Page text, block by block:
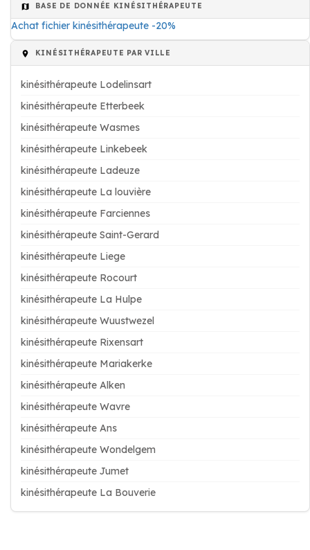
BASE DE DONNÉE KINÉSITHÉRAPEUTE
Achat fichier kinésithérapeute -20%
KINÉSITHÉRAPEUTE PAR VILLE
kinésithérapeute Lodelinsart
kinésithérapeute Etterbeek
kinésithérapeute Wasmes
kinésithérapeute Linkebeek
kinésithérapeute Ladeuze
kinésithérapeute La louvière
kinésithérapeute Farciennes
kinésithérapeute Saint-Gerard
kinésithérapeute Liege
kinésithérapeute Rocourt
kinésithérapeute La Hulpe
kinésithérapeute Wuustwezel
kinésithérapeute Rixensart
kinésithérapeute Mariakerke
kinésithérapeute Alken
kinésithérapeute Wavre
kinésithérapeute Ans
kinésithérapeute Wondelgem
kinésithérapeute Jumet
kinésithérapeute La Bouverie